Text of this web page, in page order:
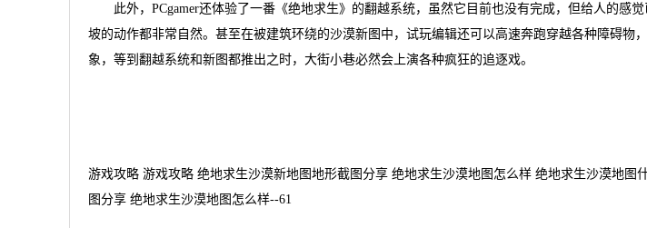
此外，PCgamer还体验了一番《绝地求生》的翻越系统，虽然它目前也没有完成，但给人的感
坡的动作都非常自然。甚至在被建筑环绕的沙漠新图中，试玩编辑还可以高速奔跑穿越各种障碍物
象，等到翻越系统和新图都推出之时，大街小巷必然会上演各种疯狂的追逐戏。
游戏攻略 游戏攻略 绝地求生沙漠新地图地形截图分享 绝地求生沙漠地图怎么样 绝地求生沙漠地图
图分享 绝地求生沙漠地图怎么样--61